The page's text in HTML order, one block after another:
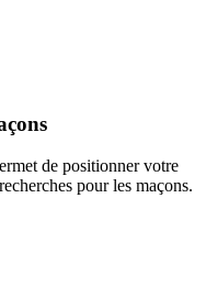
de positionner votre
pour les maçons.